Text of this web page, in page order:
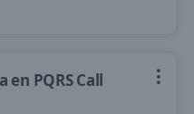
PQRS Call